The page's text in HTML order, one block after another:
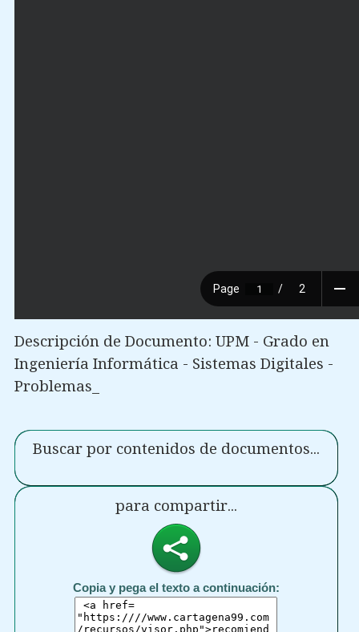
Descripción de Documento: UPM - Grado en
Ingeniería Informática - Sistemas Digitales -
Problemas_
Buscar por contenidos de documentos...
para compartir...
Copia y pega el texto a continuación: